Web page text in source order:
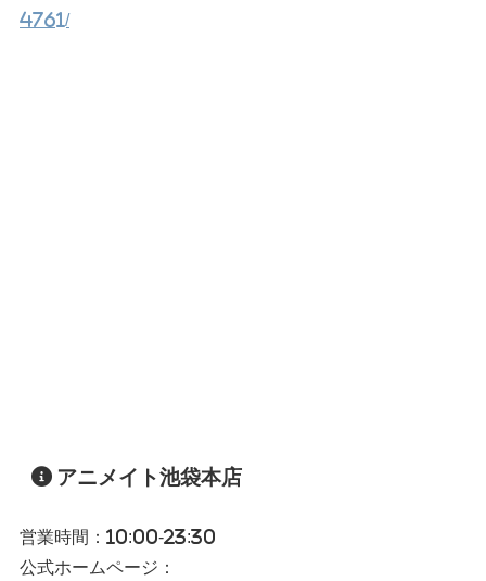
4761/
アニメイト池袋本店
営業時間：10:00-23:30
公式ホームページ：